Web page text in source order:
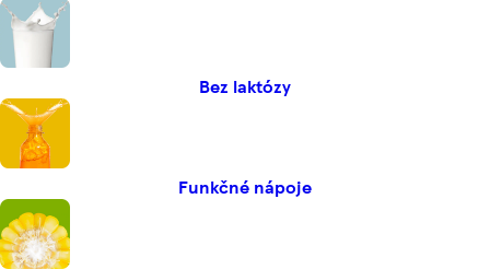
Bez laktózy
Funkčné nápoje